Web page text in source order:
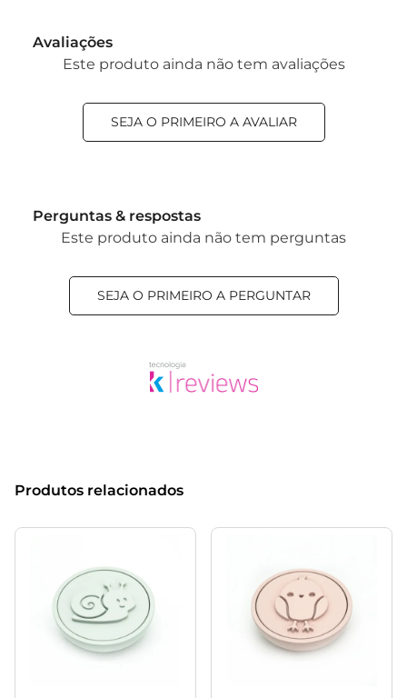
Avaliações
Este produto ainda não tem avaliações
SEJA O PRIMEIRO A AVALIAR
Perguntas & respostas
Este produto ainda não tem perguntas
SEJA O PRIMEIRO A PERGUNTAR
Produtos relacionados